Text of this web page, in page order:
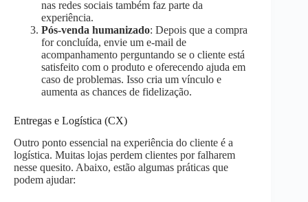
nas redes sociais também faz parte da
experiência.
Pós-venda humanizado: Depois que a compra
for concluída, envie um e-mail de
acompanhamento perguntando se o cliente está
satisfeito com o produto e oferecendo ajuda em
caso de problemas. Isso cria um vínculo e
aumenta as chances de fidelização.
Entregas e Logística (CX)
Outro ponto essencial na experiência do cliente é a
logística. Muitas lojas perdem clientes por falharem
nesse quesito. Abaixo, estão algumas práticas que
podem ajudar: